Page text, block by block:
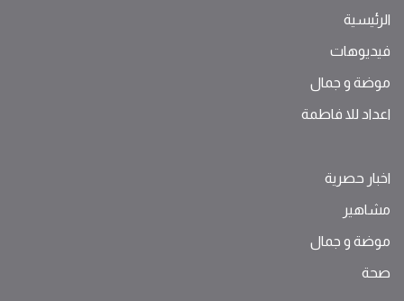
الرئيسية
فيديوهات
موضة ‫و‬ ‫‬‫جمال‬
اعداد للا فاطمة
اخبار حصرية
مشاهير
موضة ‫و‬ ‫‬‫جمال‬
صحة